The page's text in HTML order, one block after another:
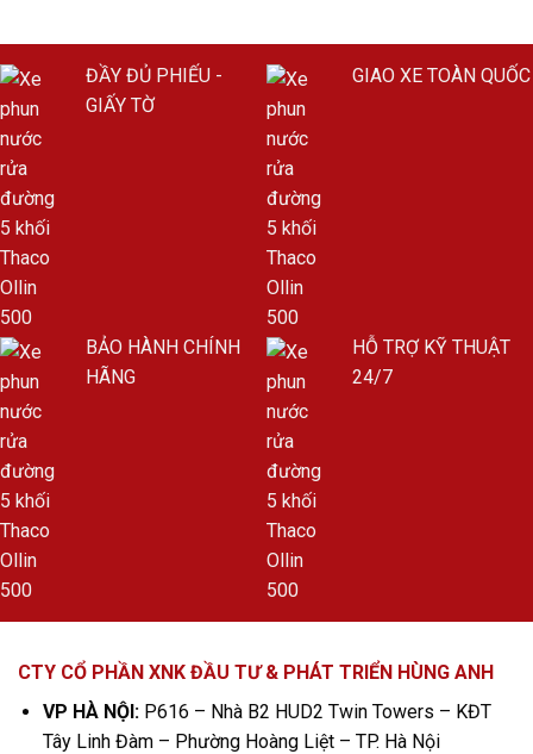
ĐẦY ĐỦ PHIẾU -
GIẤY TỜ
GIAO XE TOÀN QUỐC
BẢO HÀNH CHÍNH
HÃNG
HỖ TRỢ KỸ THUẬT
24/7
CTY CỔ PHẦN XNK ĐẦU TƯ & PHÁT TRIỂN HÙNG ANH
VP HÀ NỘI:P616 – Nhà B2 HUD2 Twin Towers – KĐT
Tây Linh Đàm – Phường Hoàng Liệt – TP. Hà Nội